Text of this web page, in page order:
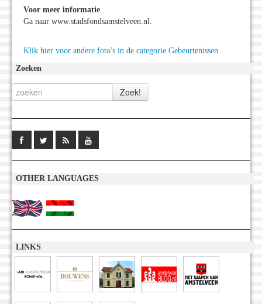
Voor meer informatie
Ga naar www.stadsfondsamstelveen.nl.
Klik hier voor andere foto's in de categorie Gebeurtenissen
Zoeken
OTHER LANGUAGES
LINKS